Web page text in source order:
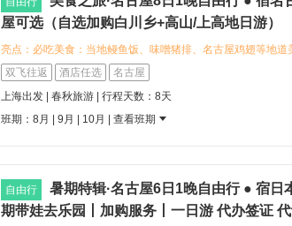
屋可选（自选加购白川乡+高山/上高地日游）
亮点：必吃美食：当地鳗鱼饭、味噌猪排、名古屋鸡翅等地道
食，您可以自由寻味体验<br><br>推荐游览：历史悠久的名古
城、热田神宫等文化地标，您可以探访传统建筑与历史故事；
受现代简约设计与本地文化融合的都市住宿体验 <br>名古屋荣
双飞往返 酒店任选
名古屋
上海出发 | 春秋旅游 | 行程天数：8天
班期：8月 | 9月 | 10月 | 查看班期
自由行
暑期特辑·名古屋6日1晚自由行 ● 宿日
期带娃去乐园丨加购服务丨一日游 代办签证 代